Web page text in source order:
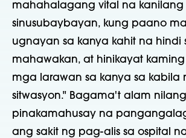
mahahalagang vital na kanilang
sinusubaybayan, kung paano
ugnayan sa kanya kahit na hindi
mahawakan, at hinikayat
mga larawan sa kanya sa kabila
sitwasyon." Bagama't alam
pinakamahusay na
ang sakit ng pag-alis sa ospital